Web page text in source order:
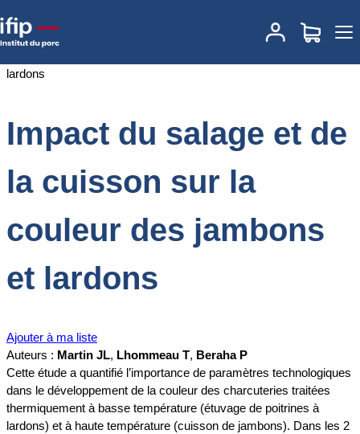
Accueil
Impact du salage et de la cuisson sur la
couleur des jambons et lardons
Impact du salage et de
la cuisson sur la
couleur des jambons
et lardons
Ajouter à ma liste
Auteurs : Martin JL, Lhommeau T, Beraha P
Cette étude a quantifié l’importance de paramètres technologiques
dans le développement de la couleur des charcuteries traitées
thermiquement à basse température (étuvage de poitrines à
lardons) et à haute température (cuisson de jambons). Dans les 2